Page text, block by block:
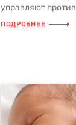
управляют
Конечно, мы не
ПОДРОБНЕЕ